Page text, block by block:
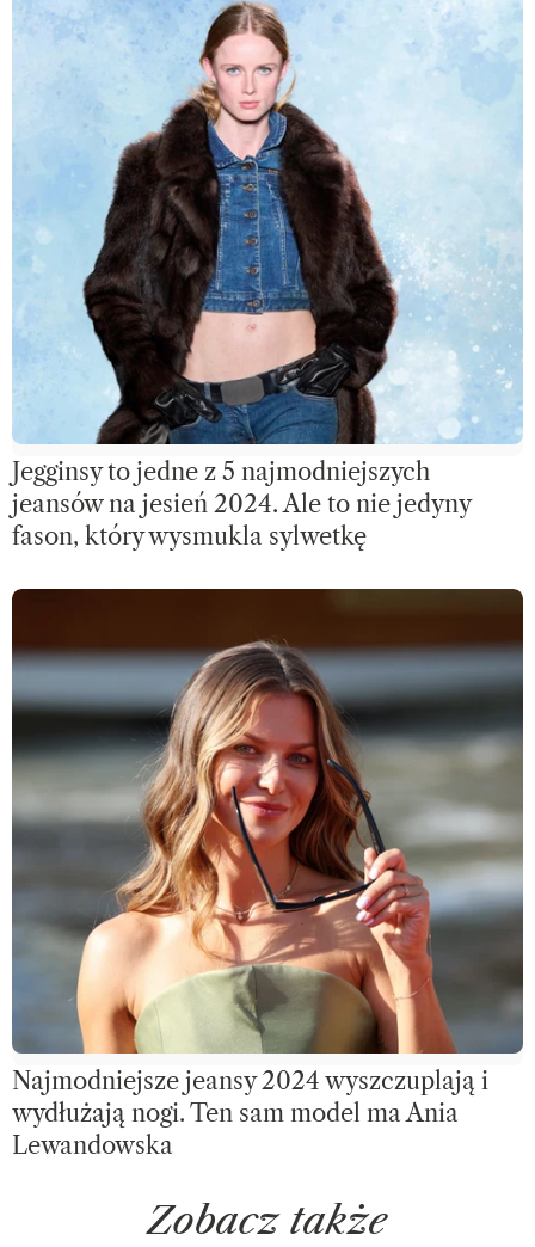
Jegginsy to jedne z 5 najmodniejszych
jeansów na jesień 2024. Ale to nie jedyny
fason, który wysmukla sylwetkę
Najmodniejsze jeansy 2024 wyszczuplają i
wydłużają nogi. Ten sam model ma Ania
Lewandowska
Zobacz także